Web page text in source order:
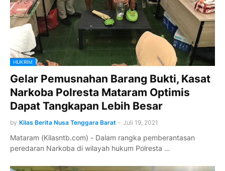
HUKRIM
Gelar Pemusnahan Barang Bukti, Kasat
Narkoba Polresta Mataram Optimis
Dapat Tangkapan Lebih Besar
by Kilas Berita Nusa Tenggara Barat - Juli 19, 2021
Mataram (Kilasntb.com) - Dalam rangka pemberantasan
peredaran Narkoba di wilayah hukum Polresta …